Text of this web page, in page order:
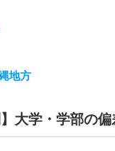
地方
】大学・学部の